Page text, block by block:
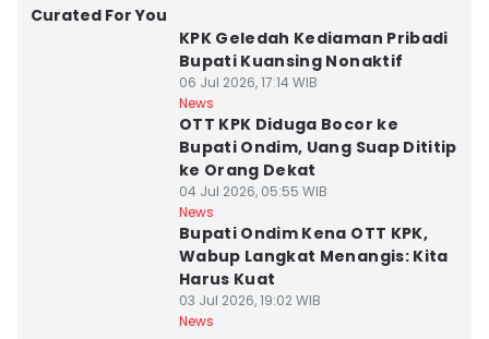
Curated For You
KPK Geledah Kediaman Pribadi
Bupati Kuansing Nonaktif
06 Jul 2026, 17:14 WIB
News
OTT KPK Diduga Bocor ke
Bupati Ondim, Uang Suap Dititip
ke Orang Dekat
04 Jul 2026, 05:55 WIB
News
Bupati Ondim Kena OTT KPK,
Wabup Langkat Menangis: Kita
Harus Kuat
03 Jul 2026, 19:02 WIB
News